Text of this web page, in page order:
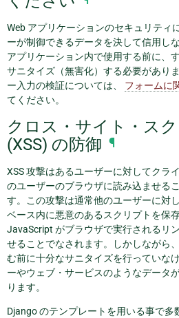
Web アプリケーションのセキュリティ
ーが制御できるデータを決して信用し
アプリケーション内で使用する前に、
サニタイズ（無害化）する必要があり
ー入力の検証については、 フォームに
てください。
クロス・サイト・ス
(XSS) の防御 ¶
XSS 攻撃はあるユーザーに対してクラ
のユーザーのブラウザに読み込ませる
す。この攻撃は通常他のユーザーに対
ベース内に悪意のあるスクリプトを保
JavaScript がブラウザで実行されるリ
せることでなされます。しかしながら
む前に十分なサニタイズを行っていな
ーやウェブ・サービスのようなデータ
ります。
Django のテンプレートを用いる事で多